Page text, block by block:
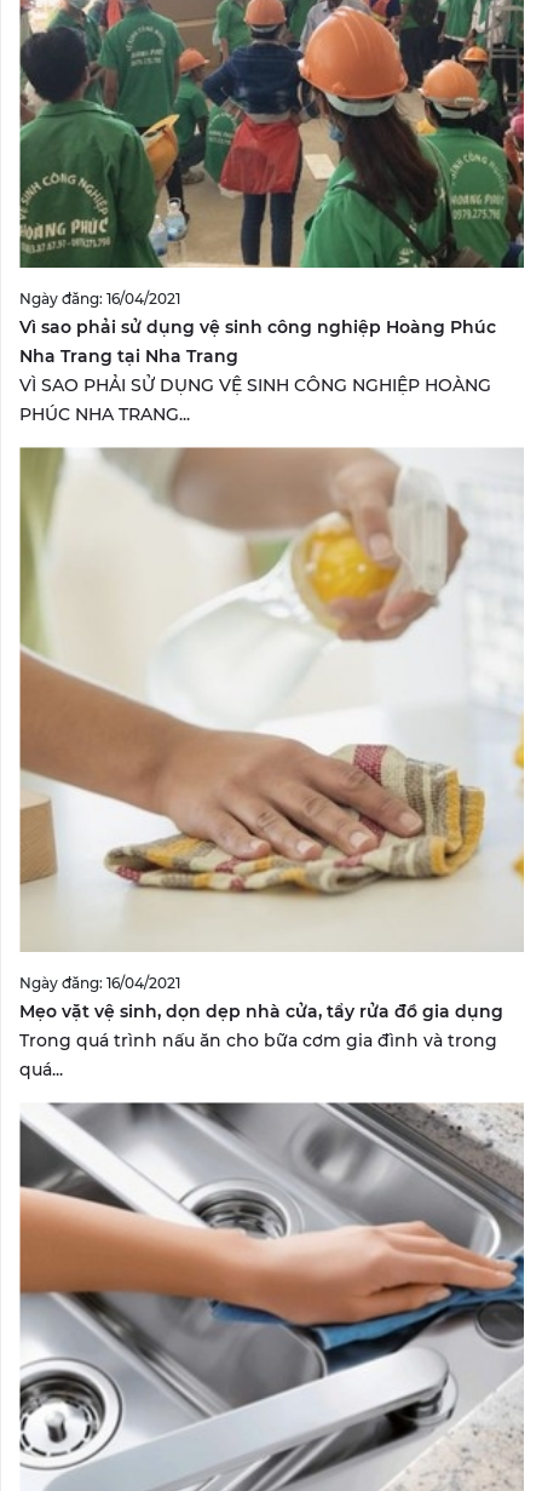
Ngày đăng: 16/04/2021
Vì sao phải sử dụng vệ sinh công nghiệp Hoàng Phúc
Nha Trang tại Nha Trang
VÌ SAO PHẢI SỬ DỤNG VỆ SINH CÔNG NGHIỆP HOÀNG
PHÚC NHA TRANG...
Ngày đăng: 16/04/2021
Mẹo vặt vệ sinh, dọn dẹp nhà cửa, tẩy rửa đồ gia dụng
Trong quá trình nấu ăn cho bữa cơm gia đình và trong
quá...